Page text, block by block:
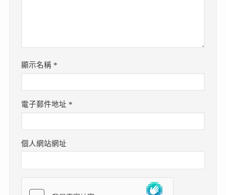
顯示名稱 *
電子郵件地址 *
個人網站網址